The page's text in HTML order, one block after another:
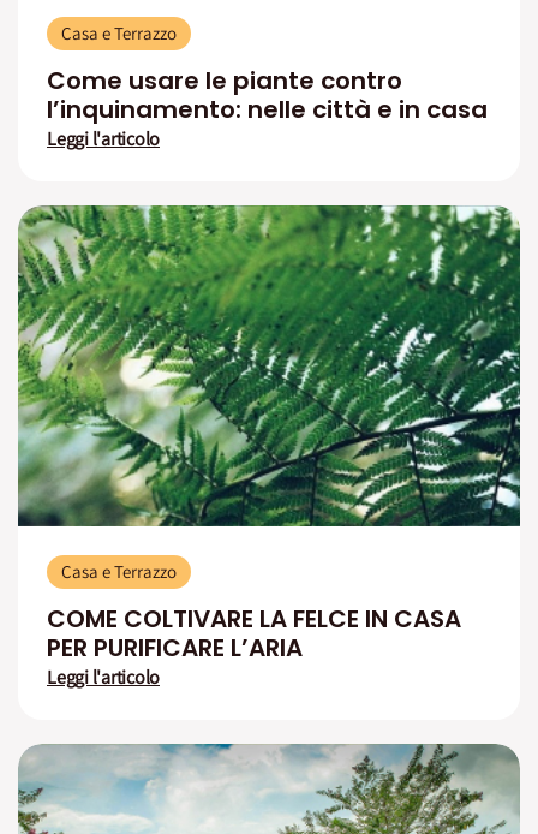
Casa e Terrazzo
Come usare le piante contro
l’inquinamento: nelle città e in casa
Leggi l'articolo
Casa e Terrazzo
COME COLTIVARE LA FELCE IN CASA
PER PURIFICARE L’ARIA
Leggi l'articolo